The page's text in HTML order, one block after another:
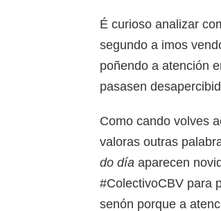
É curioso analizar
segundo a imos
poñendo a atención
pasasen
Como cando volves
valoras outras
do día aparecen
#ColectivoCBV para
senón porque a